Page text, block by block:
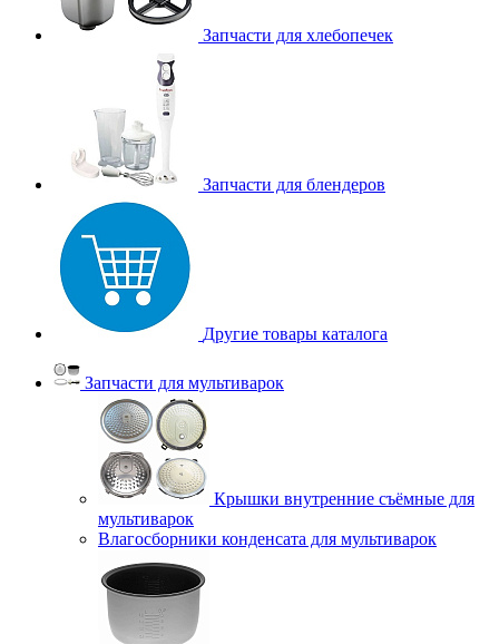
Запчасти для хлебопечек
Запчасти для блендеров
Другие товары каталога
Запчасти для мультиварок
Крышки внутренние съёмные для
мультиварок
Влагосборники конденсата для мультиварок